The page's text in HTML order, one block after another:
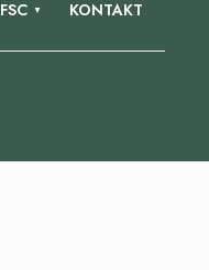
FSC KONTAKT